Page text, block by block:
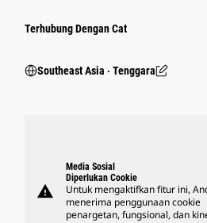
Terhubung Dengan Cat
Southeast Asia ‧ Tenggara
warning
Media Sosial
Diperlukan Cookie
Untuk mengaktifkan fitur ini,
menerima penggunaan cookie
penargetan, fungsional, dan